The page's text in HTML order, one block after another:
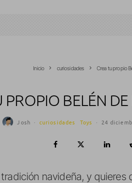
Inicio curiosidades Crea tu propio
PROPIO BELÉN DE
Josh · curiosidades Toys · 24
navideña, y